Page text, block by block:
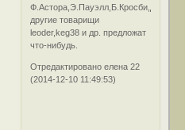
другие товарищи
leoder,keg38 и др. предложат
что-нибудь.
Отредактировано елена 22
(2014-12-10 11:49:53)